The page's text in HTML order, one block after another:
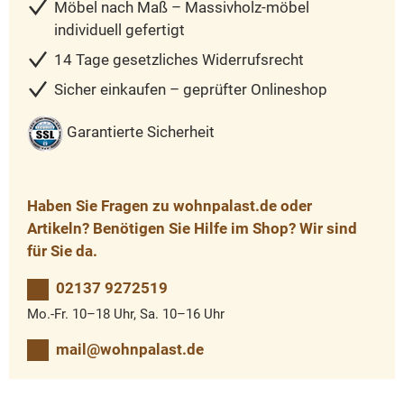
Möbel nach Maß – Massivholz-möbel
individuell gefertigt
14 Tage gesetzliches Widerrufsrecht
Sicher einkaufen – geprüfter Onlineshop
Garantierte Sicherheit
Haben Sie Fragen zu wohnpalast.de oder
Artikeln? Benötigen Sie Hilfe im Shop? Wir sind
für Sie da.
02137 9272519
Mo.-Fr. 10–18 Uhr, Sa. 10–16 Uhr
mail@wohnpalast.de